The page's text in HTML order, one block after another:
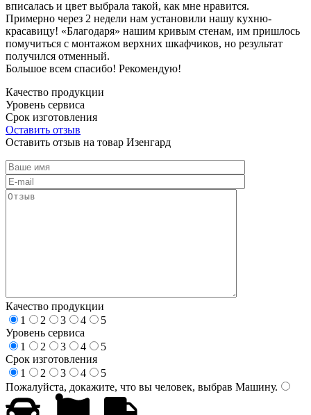
вписалась и цвет выбрала такой, как мне нравится.
Примерно через 2 недели нам установили нашу кухню-
красавицу! «Благодаря» нашим кривым стенам, им пришлось
помучиться с монтажом верхних шкафчиков, но результат
получился отменный.
Большое всем спасибо! Рекомендую!
Качество продукции
Уровень сервиса
Срок изготовления
Оставить отзыв
Оставить отзыв на товар Изенгард
Качество продукции
1
2 3 4
5
Уровень сервиса
1
2 3 4
5
Срок изготовления
1
2 3 4
5
Пожалуйста, докажите, что вы человек, выбрав Машину.